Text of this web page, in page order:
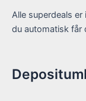
Alle superdeals
du automatisk får